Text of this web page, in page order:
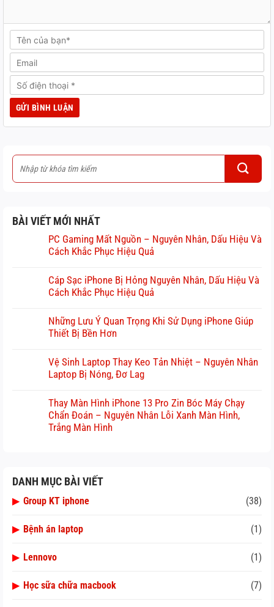
BÀI VIẾT MỚI NHẤT
PC Gaming Mất Nguồn – Nguyên Nhân, Dấu Hiệu Và
Cách Khắc Phục Hiệu Quả
Cáp Sạc iPhone Bị Hỏng Nguyên Nhân, Dấu Hiệu Và
Cách Khắc Phục Hiệu Quả
Những Lưu Ý Quan Trọng Khi Sử Dụng iPhone Giúp
Thiết Bị Bền Hơn
Vệ Sinh Laptop Thay Keo Tản Nhiệt – Nguyên Nhân
Laptop Bị Nóng, Đơ Lag
Thay Màn Hình iPhone 13 Pro Zin Bóc Máy Chạy
Chẩn Đoán – Nguyên Nhân Lỗi Xanh Màn Hình,
Trắng Màn Hình
DANH MỤC BÀI VIẾT
▶ Group KT iphone (38)
▶ Bệnh án laptop (1)
▶ Lennovo (1)
▶ Học sữa chữa macbook (7)